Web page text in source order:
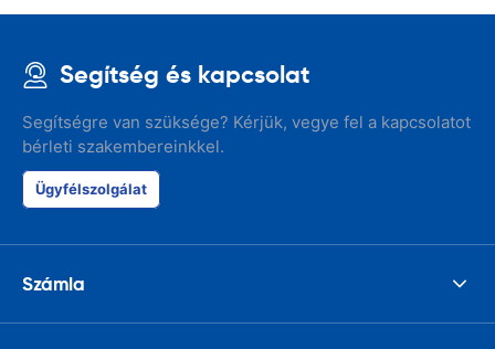
Segítség és kapcsolat
Segítségre van szüksége? Kérjük, vegye fel a kapcsolatot
bérleti szakembereinkkel.
Ügyfélszolgálat
Számla